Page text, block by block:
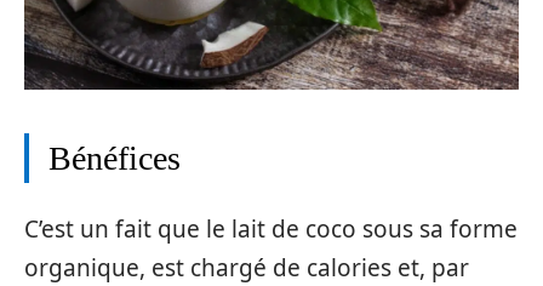
Bénéfices
C’est un fait que le lait de coco sous sa forme
organique, est chargé de calories et, par